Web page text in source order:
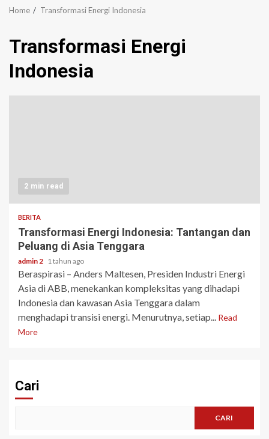
Home Transformasi Energi Indonesia
Transformasi Energi
Indonesia
2 min read
BERITA
Transformasi Energi Indonesia: Tantangan dan
Peluang di Asia Tenggara
admin 2 1 tahun ago
Beraspirasi – Anders Maltesen, Presiden Industri Energi
Asia di ABB, menekankan kompleksitas yang dihadapi
Indonesia dan kawasan Asia Tenggara dalam
menghadapi transisi energi. Menurutnya, setiap...
Read
More
Cari
CARI